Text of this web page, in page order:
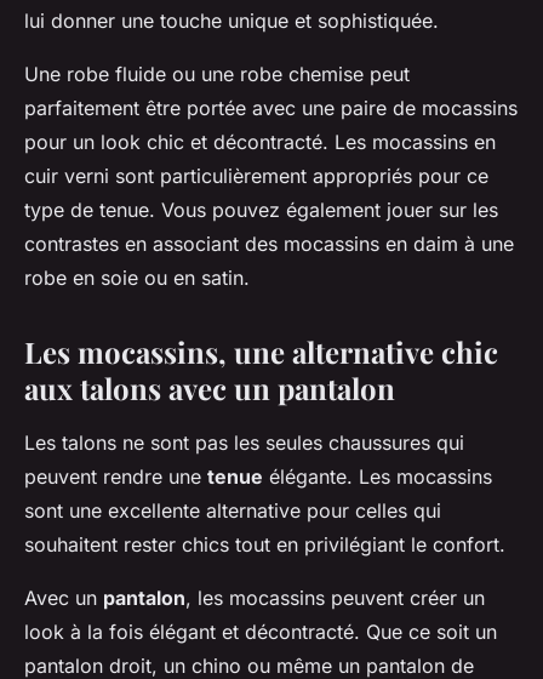
lui donner une touche unique et sophistiquée.
Une robe fluide ou une robe chemise peut
parfaitement être portée avec une paire de mocassins
pour un look chic et décontracté. Les mocassins en
cuir verni sont particulièrement appropriés pour ce
type de tenue. Vous pouvez également jouer sur les
contrastes en associant des mocassins en daim à une
robe en soie ou en satin.
Les mocassins, une alternative chic
aux talons avec un pantalon
Les talons ne sont pas les seules chaussures qui
peuvent rendre une tenue élégante. Les mocassins
sont une excellente alternative pour celles qui
souhaitent rester chics tout en privilégiant le confort.
Avec un pantalon, les mocassins peuvent créer un
look à la fois élégant et décontracté. Que ce soit un
pantalon droit, un chino ou même un pantalon de